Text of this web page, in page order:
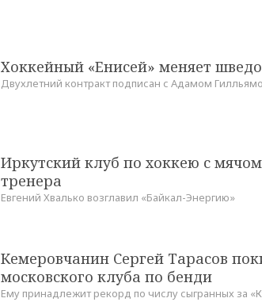
Хоккейный «Енисей» меняет
Двухлетний контракт подписан с Адамом
Иркутский клуб по хоккею с
тренера
Евгений Хвалько возглавил «Байкал-Энергию»
Кемеровчанин Сергей Тарасов
московского клуба по бенди
Ему принадлежит рекорд по числу сыгранных за